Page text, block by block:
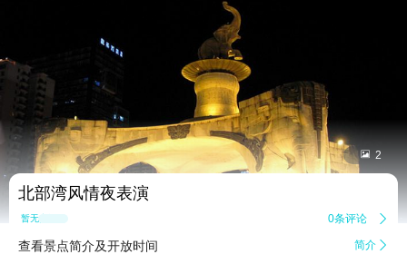
 2
北部湾风情夜表演
暂无点评 0条评论 
查看景点简介及开放时间 简介 